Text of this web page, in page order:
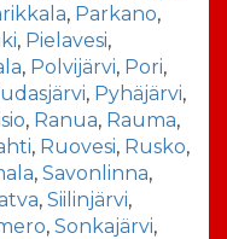
, Parkano,
, Pielavesi,
, Polvijärvi, Pori,
, Pyhäjärvi,
, Ranua, Rauma,
, Ruovesi, Rusko,
, Savonlinna,
, Siilinjärvi,
, Sonkajärvi,